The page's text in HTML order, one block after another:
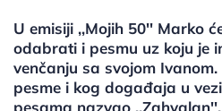
U emisiji ,,Mojih 50'' Marko
odabrati i pesmu uz koju je
venčanju sa svojom
pesme i kog događaja u
pesama nazvao